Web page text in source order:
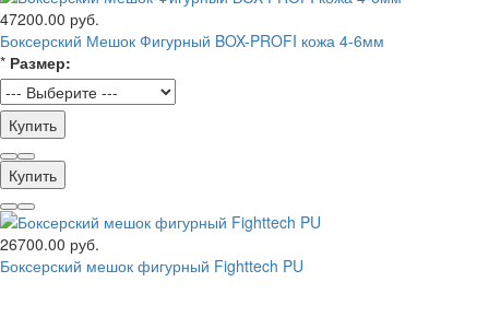
47200.00 руб.
Боксерский Мешок Фигурный BOX-PROFI кожа 4-6мм
* Размер:
Купить
Купить
26700.00 руб.
Боксерский мешок фигурный Fighttech PU